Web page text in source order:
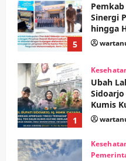
5
Sinergi
hingga
1
Ubah
Sidoarjo
Kumis